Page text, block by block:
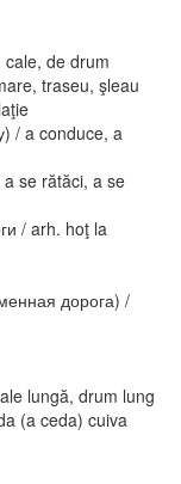
cale, de drum
traseu, şleau
/ a conduce, a
a se rătăci, a se
/ arh. hoţ la
дорога) /
lungă, drum lung
(a ceda) cuiva